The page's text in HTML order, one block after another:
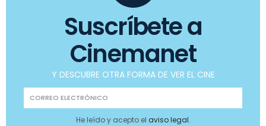
Suscríbete a
Cinemanet
Y DESCUBRE OTRA FORMA DE VER EL CINE
He leído y acepto el aviso legal.